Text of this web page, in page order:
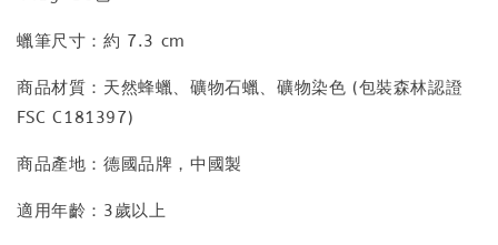
蠟筆尺寸：約 7.3 cm
商品材質：天然蜂蠟、礦物石蠟、礦物染色 (包裝森林認證
FSC C181397)
商品產地：德國品牌，中國製
適用年齡：3歲以上